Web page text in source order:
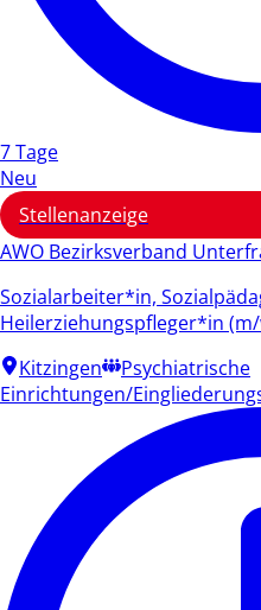
7 Tage
Neu
Stellenanzeige
AWO Bezirksverband
Sozialarbeiter*in,
Heilerziehungspfleger*in
Kitzingen
Psychiatrische
Einrichtungen/